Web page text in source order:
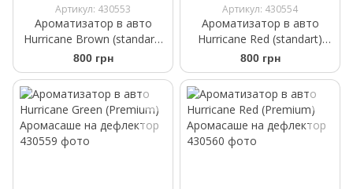
Артикул: 430553
Ароматизатор в авто
Hurricane Brown (standart)
Аромасаше на дефлектор
800 грн
Артикул: 430554
Ароматизатор в авто
Hurricane Red (standart)
Аромасаше на дефлектор
800 грн